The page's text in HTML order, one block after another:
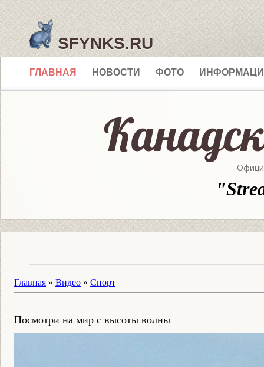
SFYNKS.RU
ГЛАВНАЯ НОВОСТИ ФОТО
Главная » Видео » Спорт
Посмотри на мир с высоты волны